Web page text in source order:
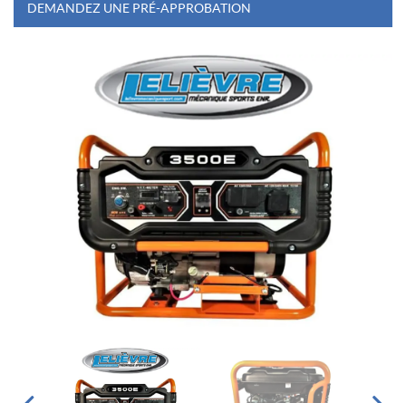
DEMANDEZ UNE PRÉ-APPROBATION